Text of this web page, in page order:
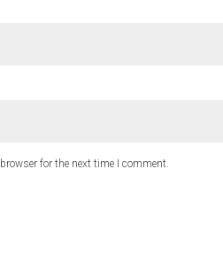
for the next time I comment.